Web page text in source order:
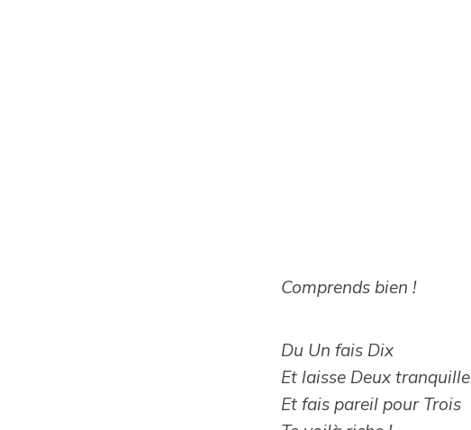
Comprends bien !
Du Un fais Dix
Et laisse Deux tranquille
Et fais pareil pour Trois